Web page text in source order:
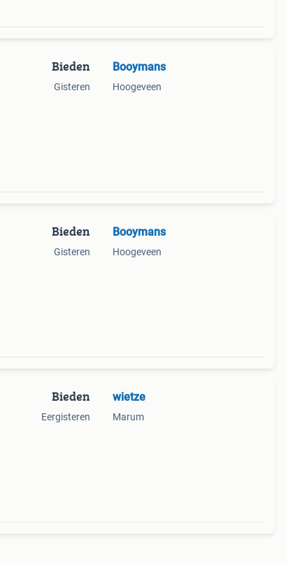
Bieden
Gisteren
Booymans
Hoogeveen
Bieden
Gisteren
Booymans
Hoogeveen
Bieden
Eergisteren
wietze
Marum